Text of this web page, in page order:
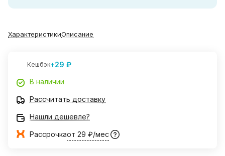
ХарактеристикиОписание
Кешбэк+29 ₽
В наличии
Рассчитать доставку
Нашли дешевле?
Рассрочкаот 29 ₽/мес